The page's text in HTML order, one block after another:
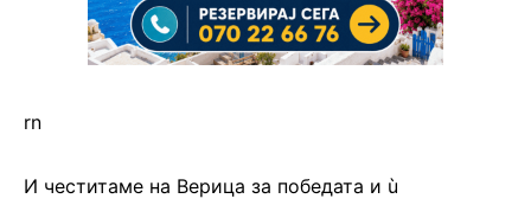
rn
И честитаме на Верица за победата и ù